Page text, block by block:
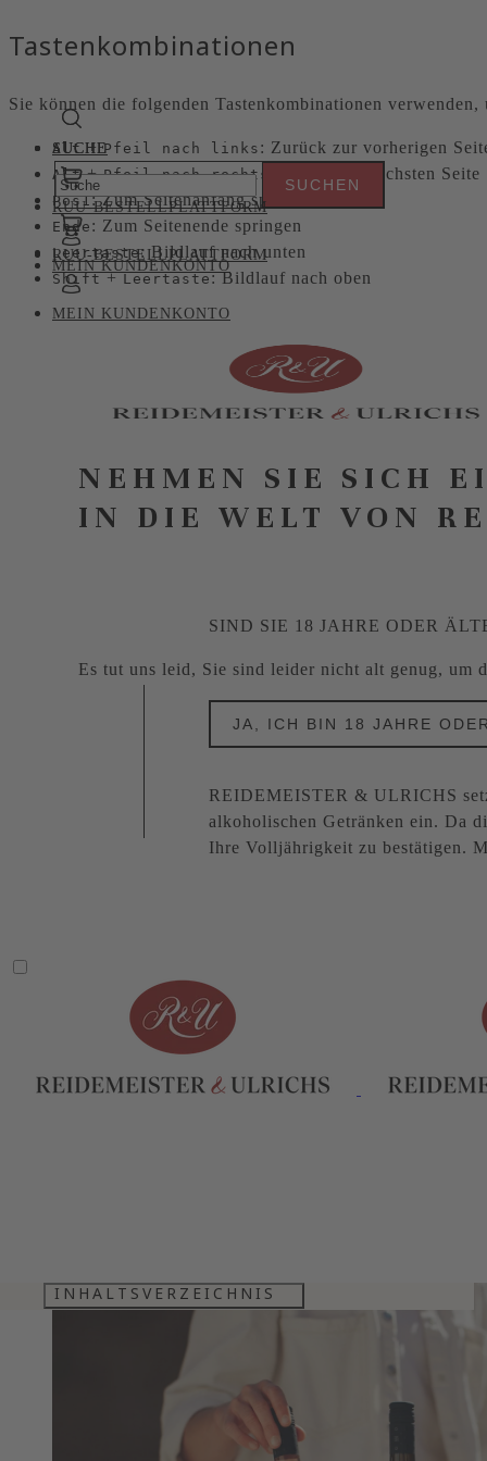
Tastenkombinationen
Sie können die folgenden Tastenkombinationen
Alt+Pfeil nach links : Zurück zur vorherigen
Alt+Pfeil nach rechts : Weiter zur nächsten Seite
Pos1: Zum Seitenanfang springen
Ende : Zum Seitenende springen
Leertaste: Bildlauf nach unten
Shift+Leertaste: Bildlauf nach oben
NEHMEN SIE SICH
IN DIE WELT VON
SIND SIE 18 JAHRE ODER
Es tut uns leid, Sie sind leider nicht alt genug, um
JA, ICH BIN 18 JAHRE
REIDEMEISTER & ULRICHS
alkoholischen Getränken ein. Da
Ihre Volljährigkeit zu bestätigen.
SUCHE
RUU-BESTELLPLATTFORM
MEIN KUNDENKONTO
SUCHE
RUU-BESTELLPLATTFORM
MEIN KUNDENKONTO
INHALTSVERZEICHNIS
GROHSARTIGE WEINE